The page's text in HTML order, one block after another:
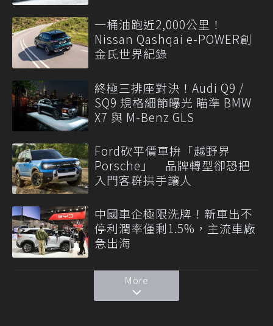
一桶油跑近2,000公里！
Nissan Qashqai e-POWER創
金氏世界紀錄
終極三排座對決！Audi Q9 /
SQ9 規格細節曝光 瞄準 BMW
X7 與 M-Benz GLS
Ford砍平價車拚「越野界
Porsche」 品牌轉型卻恐把
入門客群拱手讓人
中國車企極限洗牌！新車出不
停利潤率僅剩1.5%，主流車廠
急出海
More